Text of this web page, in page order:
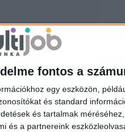
fontos a
egy eszközön,
és standard
és tartalmak
és a partnereink